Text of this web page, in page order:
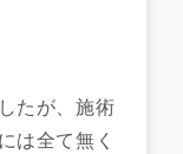
たが、施術
は全て無く